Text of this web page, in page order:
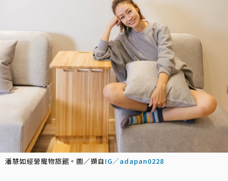
潘慧如經營寵物旅館。圖／擷自 IG／adapan0228